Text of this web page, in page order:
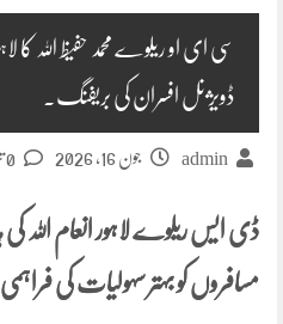
سی ای او ریلوے محمد حفیظ اللہ کا
ڈویژنل افسران کی بریفنگ۔
admin جون 16, 2026
ڈی ایس ریلوے لاہور انعام اللہ
مسافروں کو بہتر سہولیات کی